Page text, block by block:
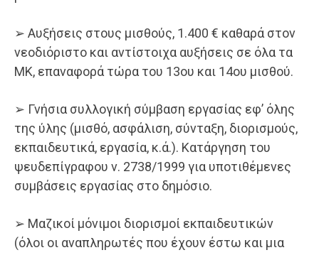
➢ Αυξήσεις στους μισθούς, 1.400 € καθαρά στον
νεοδιόριστο και αντίστοιχα αυξήσεις σε όλα τα
ΜΚ, επαναφορά τώρα του 13ου και 14ου μισθού.
➢ Γνήσια συλλογική σύμβαση εργασίας εφ’ όλης
της ύλης (μισθό, ασφάλιση, σύνταξη, διορισμούς,
εκπαιδευτικά, εργασία, κ.ά.). Κατάργηση του
ψευδεπίγραφου ν. 2738/1999 για υποτιθέμενες
συμβάσεις εργασίας στο δημόσιο.
➢ Μαζικοί μόνιμοι διορισμοί εκπαιδευτικών
(όλοι οι αναπληρωτές που έχουν έστω και μια